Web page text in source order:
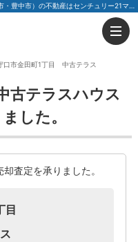
守口市金田町1丁目 中古テラス | 大阪（門真市・大阪市・豊中市）の不動産はセンチュリー21マックス不動産販売
口市金田町1丁目 中古テラス
古テラスハウス
した。
査定を承りました。
目